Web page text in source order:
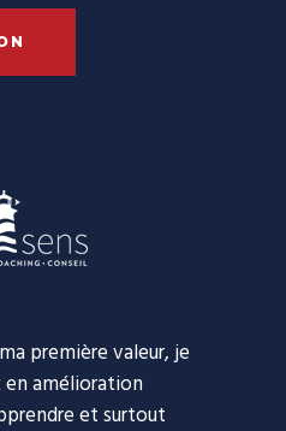
première valeur, je
amélioration
et surtout